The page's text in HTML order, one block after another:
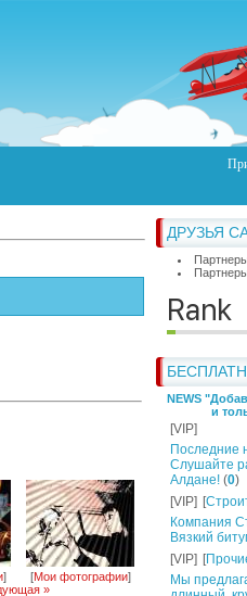
ДРУЗЬЯ
NEWS
и
[VIP]
Последние
Слушайте
Алдане! (0)
[VIP] [
Компания
Вязкий
[VIP] [
Мы
] [Мои фотографии]
»